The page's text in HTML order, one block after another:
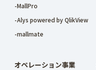
-MallPro
-Alys powered by QlikView
-mallmate
オペレーション事業